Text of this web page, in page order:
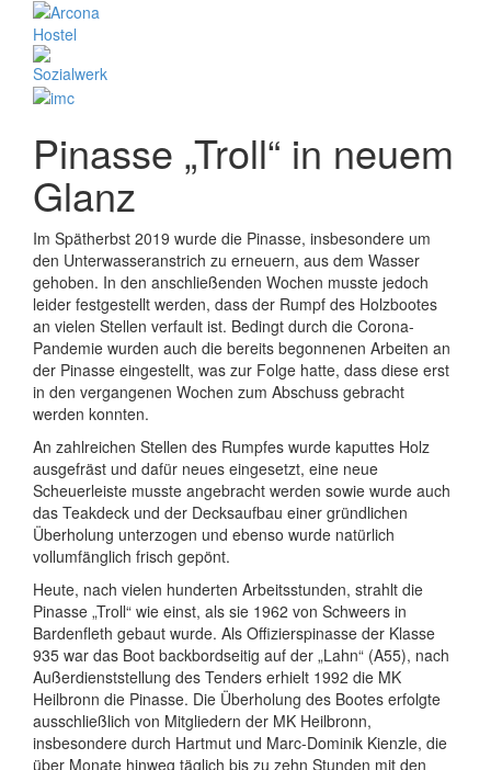
Pinasse „Troll“ in neuem
Glanz
Im Spätherbst 2019 wurde die Pinasse, insbesondere um
den Unterwasseranstrich zu erneuern, aus dem Wasser
gehoben. In den anschließenden Wochen musste jedoch
leider festgestellt werden, dass der Rumpf des Holzbootes
an vielen Stellen verfault ist. Bedingt durch die Corona-
Pandemie wurden auch die bereits begonnenen Arbeiten an
der Pinasse eingestellt, was zur Folge hatte, dass diese erst
in den vergangenen Wochen zum Abschuss gebracht
werden konnten.
An zahlreichen Stellen des Rumpfes wurde kaputtes Holz
ausgefräst und dafür neues eingesetzt, eine neue
Scheuerleiste musste angebracht werden sowie wurde auch
das Teakdeck und der Decksaufbau einer gründlichen
Überholung unterzogen und ebenso wurde natürlich
vollumfänglich frisch gepönt.
Heute, nach vielen hunderten Arbeitsstunden, strahlt die
Pinasse „Troll“ wie einst, als sie 1962 von Schweers in
Bardenfleth gebaut wurde. Als Offizierspinasse der Klasse
935 war das Boot backbordseitig auf der „Lahn“ (A55), nach
Außerdienststellung des Tenders erhielt 1992 die MK
Heilbronn die Pinasse. Die Überholung des Bootes erfolgte
ausschließlich von Mitgliedern der MK Heilbronn,
insbesondere durch Hartmut und Marc-Dominik Kienzle, die
über Monate hinweg täglich bis zu zehn Stunden mit den